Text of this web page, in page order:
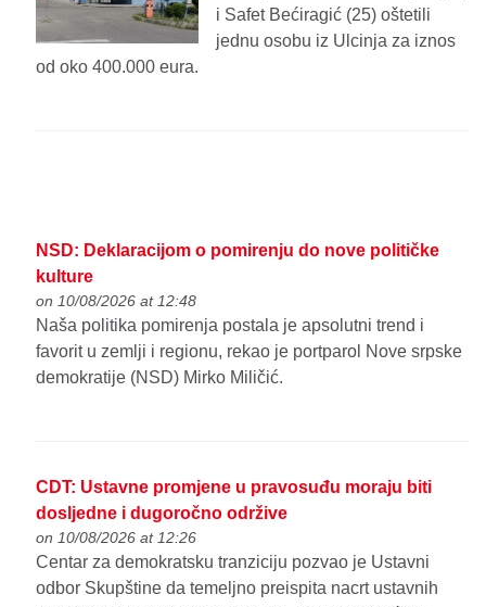
i Safet Bećiragić (25) oštetili
jednu osobu iz Ulcinja za iznos
od oko 400.000 eura.
NSD: Deklaracijom o pomirenju do nove političke
kulture
on 10/08/2026 at 12:48
Naša politika pomirenja postala je apsolutni trend i
favorit u zemlji i regionu, rekao je portparol Nove srpske
demokratije (NSD) Mirko Miličić.
CDT: Ustavne promjene u pravosuđu moraju biti
dosljedne i dugoročno održive
on 10/08/2026 at 12:26
Centar za demokratsku tranziciju pozvao je Ustavni
odbor Skupštine da temeljno preispita nacrt ustavnih